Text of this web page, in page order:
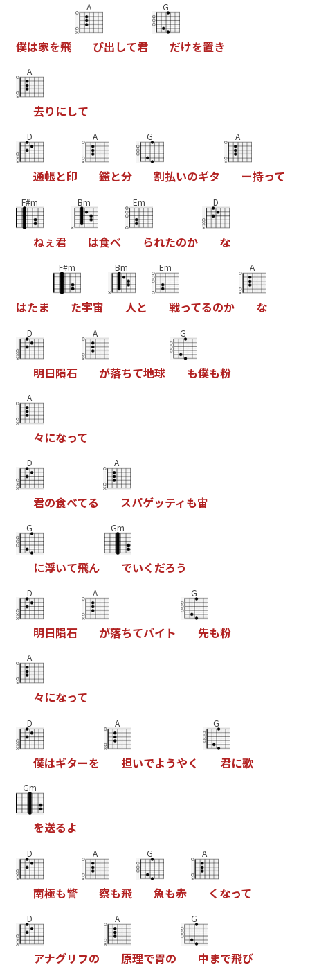
僕は家を飛
A
び出して君
G
だけを置き
A
去り にして
D
通帳と印
A
鑑と分
G
割払いのギタ
A
ー持って
F#m
ねぇ君
Bm
は食べ
Em
られたのか
D
な
はたま
F#m
た宇宙
Bm
人と
Em
戦ってるのか
A
な
D
明日隕石
A
が落ちて地球
G
も僕も粉
A
々になって
D
君の食べてる
A
スパゲッティも宙
G
に浮いて飛ん
Gm
でいく だろう
D
明日隕石
A
が落ちてバイ ト
G
先も粉
A
々になって
D
僕はギターを
A
担いでようやく
G
君に歌
Gm
を送るよ
D
南極も警
A
察も飛
G
魚も赤
A
く なって
D
アナグリ フの
A
原理で胃の
G
中 まで飛び